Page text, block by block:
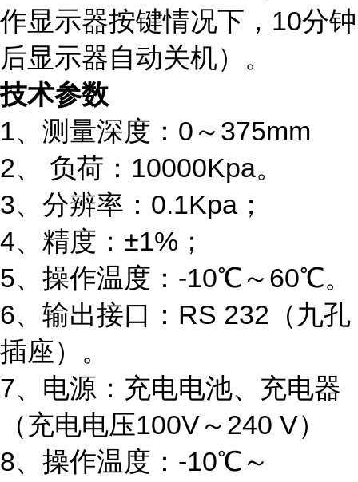
作显示器按键情况下， 10分钟
后显示器自动关机）。
技术参数
1、测量深度：0～375mm
2、 负荷：10000Kpa。
3、分辨率：0.1Kpa；
4、精度：±1%；
5、操作温度：-10℃～60℃。
6、输出接口：RS 232（九孔
插座）。
7、电源：充电电池、充电器
（充电电压100V～240 V）
8、操作温度：-10℃～